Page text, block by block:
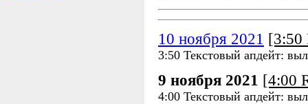
10 ноября 2021 [3:50
3:50 Текстовый апдейт:
9 ноября 2021 [4:00
4:00 Текстовый апдейт: